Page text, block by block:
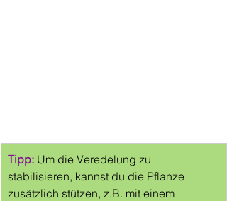
Tipp: Um die Veredelung zu
stabilisieren, kannst du die Pflanze
zusätzlich stützen, z.B. mit einem